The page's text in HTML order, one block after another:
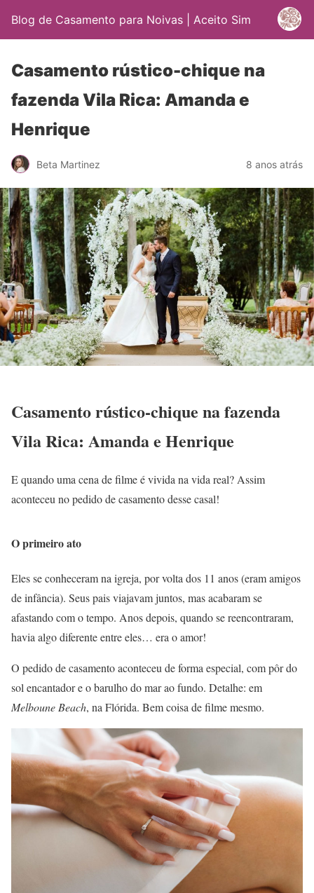
Blog de Casamento para Noivas | Aceito Sim
Casamento rústico-chique na
fazenda Vila Rica: Amanda e
Henrique
Beta Martinez 8 anos atrás
Casamento rústico-chique na fazenda
Vila Rica: Amanda e Henrique
E quando uma cena de filme é vivida na vida real? Assim
aconteceu no pedido de casamento desse casal!
O primeiro ato
Eles se conheceram na igreja, por volta dos 11 anos (eram amigos
de infância). Seus pais viajavam juntos, mas acabaram se
afastando com o tempo. Anos depois, quando se reencontraram,
havia algo diferente entre eles… era o amor!
O pedido de casamento aconteceu de forma especial, com pôr do
sol encantador e o barulho do mar ao fundo. Detalhe: em
Melboune Beach, na Flórida. Bem coisa de filme mesmo.